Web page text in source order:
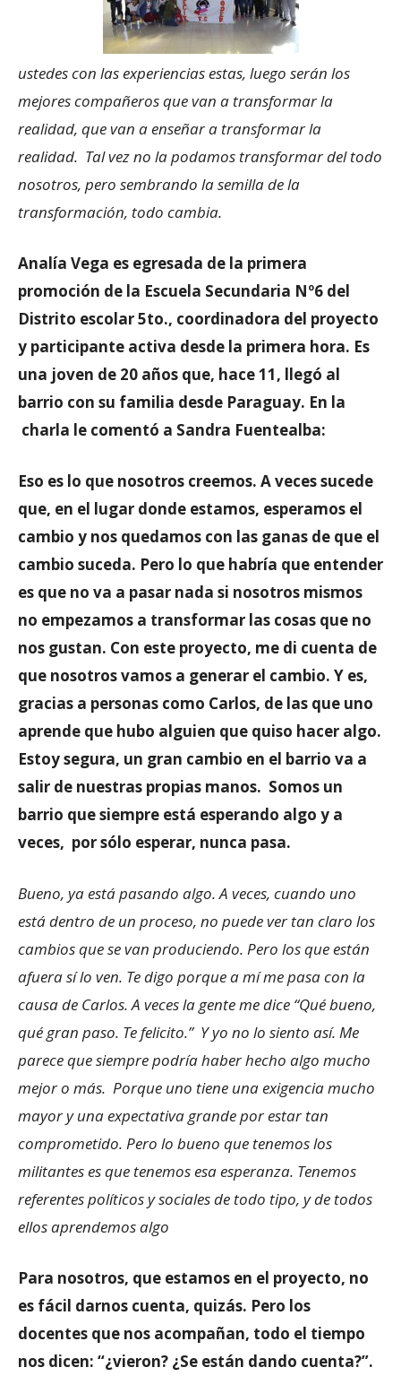
ustedes con las experiencias estas, luego serán los
mejores compañeros que van a transformar la
realidad, que van a enseñar a transformar la
realidad. Tal vez no la podamos transformar del todo
nosotros, pero sembrando la semilla de la
transformación, todo cambia.
Analía Vega es egresada de la primera
promoción de la Escuela Secundaria Nº6 del
Distrito escolar 5to., coordinadora del proyecto
y participante activa desde la primera hora. Es
una joven de 20 años que, hace 11, llegó al
barrio con su familia desde Paraguay. En la
charla le comentó a Sandra Fuentealba:
Eso es lo que nosotros creemos. A veces sucede
que, en el lugar donde estamos, esperamos el
cambio y nos quedamos con las ganas de que el
cambio suceda. Pero lo que habría que entender
es que no va a pasar nada si nosotros mismos
no empezamos a transformar las cosas que no
nos gustan. Con este proyecto, me di cuenta de
que nosotros vamos a generar el cambio. Y es,
gracias a personas como Carlos, de las que uno
aprende que hubo alguien que quiso hacer algo.
Estoy segura, un gran cambio en el barrio va a
salir de nuestras propias manos. Somos un
barrio que siempre está esperando algo y a
veces, por sólo esperar, nunca pasa.
Bueno, ya está pasando algo. A veces, cuando uno
está dentro de un proceso, no puede ver tan claro los
cambios que se van produciendo. Pero los que están
afuera sí lo ven. Te digo porque a mí me pasa con la
causa de Carlos. A veces la gente me dice “Qué bueno,
qué gran paso. Te felicito.” Y yo no lo siento así. Me
parece que siempre podría haber hecho algo mucho
mejor o más. Porque uno tiene una exigencia mucho
mayor y una expectativa grande por estar tan
comprometido. Pero lo bueno que tenemos los
militantes es que tenemos esa esperanza. Tenemos
referentes políticos y sociales de todo tipo, y de todos
ellos aprendemos algo
Para nosotros, que estamos en el proyecto, no
es fácil darnos cuenta, quizás. Pero los
docentes que nos acompañan, todo el tiempo
nos dicen: “¿vieron? ¿Se están dando cuenta?”.